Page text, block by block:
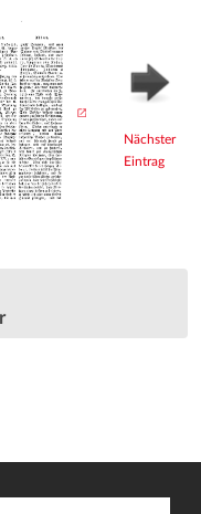
Nächster
Eintrag